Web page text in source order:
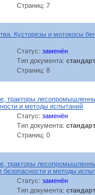
Страниц: 7
Кусторезы и мотокосы
Статус: заменён
Тип документа: стандарт
Страниц: 8
тракторы
и методы испытаний
Статус: заменён
Тип документа: стандарт
Страниц: 0
тракторы
безопасности и методы
Статус: заменён
Тип документа: стандарт